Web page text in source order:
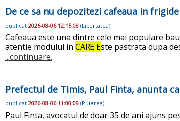
De ce sa nu depozitezi cafeaua in
publicat 2026-08-06 12:15:08 (Libertatea)
Cafeaua este una dintre cele mai populare
atentie modului in CARE Este pastrata dupa
...continuare.
Prefectul de Timis, Paul Finta, anunta
publicat 2026-08-06 11:00:09 (Puterea)
Paul Finta, avocatul de doar 35 de ani ajuns